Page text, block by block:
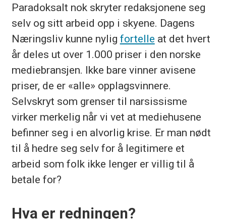
Paradoksalt nok skryter redaksjonene seg
selv og sitt arbeid opp i skyene. Dagens
Næringsliv kunne nylig fortelle at det hvert
år deles ut over 1.000 priser i den norske
mediebransjen. Ikke bare vinner avisene
priser, de er «alle» opplagsvinnere.
Selvskryt som grenser til narsissisme
virker merkelig når vi vet at mediehusene
befinner seg i en alvorlig krise. Er man nødt
til å hedre seg selv for å legitimere et
arbeid som folk ikke lenger er villig til å
betale for?
Hva er redningen?